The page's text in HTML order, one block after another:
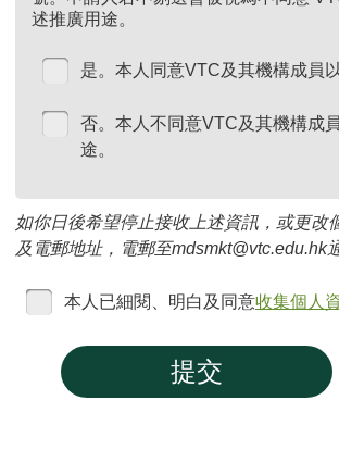
述推廣用途。
是。本人同意VTC及其機構成員
否。本人不同意VTC及其機構成
途。
如你日後希望停止接收上述資訊，或更
及電郵地址，電郵至mdsmkt@vtc.edu.hk
本人已細閱、明白及同意收集個人
提交